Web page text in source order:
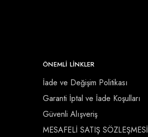
ÖNEMLI LINKLER
İade ve Değişim Politikası
Garanti İptal ve İade Koşulları
Güvenli Alışveriş
MESAFELİ SATIŞ SÖZLEŞMESİ